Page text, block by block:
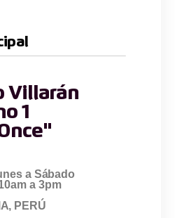
Villarán
1
a Sábado
a 3pm
PERÚ